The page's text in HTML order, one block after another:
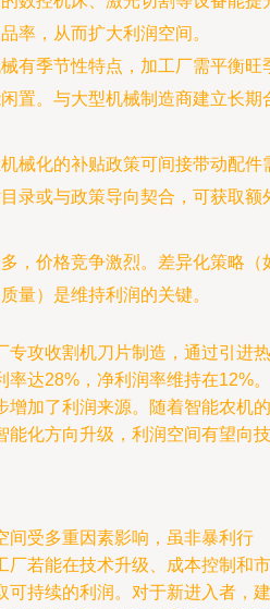
率，从而扩大利润空间。
有季节性特点，加工厂需平衡旺
置。与大型机械制造商建立长期
械化的补贴政策可间接带动配件
录或与政策导向契合，可获取额
，价格竞争激烈。差异化策略（
量）是维持利润的关键。
专攻收割机刀片制造，通过引进热
率达28%，净利润率维持在12%。
增加了利润来源。随着智能农机的
能化方向升级，利润空间有望向技
间受多重因素影响，虽非暴利行
厂若能在技术升级、成本控制和市
可持续的利润。对于新进入者，建